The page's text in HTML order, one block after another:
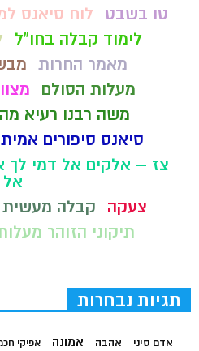
טו בשבט
לוח סיאנס
לימוד קבלה בחו"ל
מאמר החרות
מעלות הסולם
משה רבנו רעיא
סיאנס סיפורים
צז – אלקים אל דמי
אל
צעקה
קבלה מעשית
תיקוני הזוהר
תגיות נבחרות
אדם סיני אהבה אמונה אפיקי